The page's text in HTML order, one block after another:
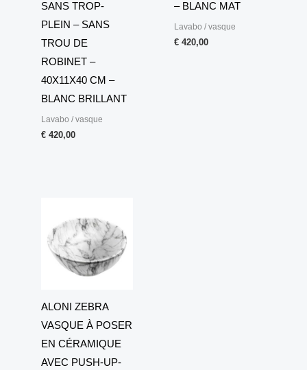
SANS TROP-
PLEIN – SANS
TROU DE
ROBINET –
40X11X40 CM –
BLANC BRILLANT
Lavabo / vasque
€ 420,00
– BLANC MAT
Lavabo / vasque
€ 420,00
ALONI ZEBRA
VASQUE À POSER
EN CÉRAMIQUE
AVEC PUSH-UP-